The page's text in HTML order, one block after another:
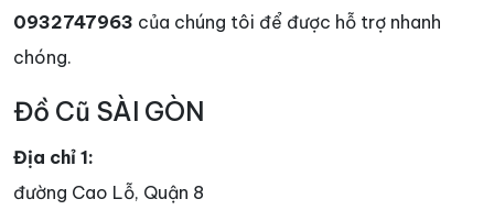
0932747963 của chúng tôi để được hỗ trợ nhanh
chóng.
Đồ Cũ SÀI GÒN
Địa chỉ 1:
đường Cao Lỗ, Quận 8